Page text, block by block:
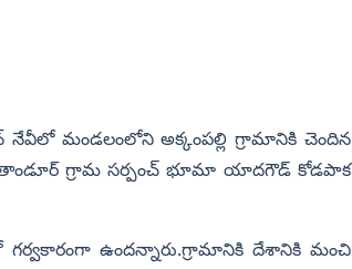
మండలంలోని అక్కంపల్లి గ్రామానికి చెందిన
తాండూర్ గ్రామ సర్పంచ్ భూమా యాదగౌడ్ కోడపాక
గర్వకారంగా ఉందన్నారు.గ్రామానికి దేశానికి మంచి